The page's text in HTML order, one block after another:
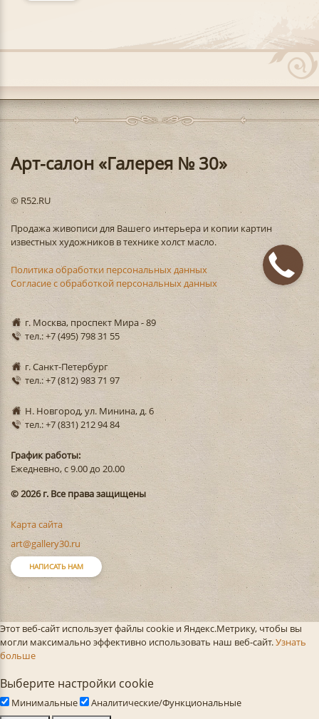
Арт-салон «Галерея № 30»
© R52.RU
Продажа живописи для Вашего интерьера и копии картин
известных художников в технике холст масло.
Политика обработки персональных данных
Согласие с обработкой персональных данных
г. Москва, проспект Мира - 89
тел.: +7 (495) 798 31 55
г. Санкт-Петербург
тел.: +7 (812) 983 71 97
Н. Новгород, ул. Минина, д. 6
тел.: +7 (831) 212 94 84
График работы:
Ежедневно, с 9.00 до 20.00
© 2026 г. Все права защищены
Карта сайта
art@gallery30.ru
НАПИСАТЬ НАМ
Этот веб-сайт использует файлы cookie и Яндекс.Метрику, чтобы вы
могли максимально эффективно использовать наш веб-сайт.Узнать
больше
Выберите настройки cookie
Минимальные
Аналитические/Функциональные